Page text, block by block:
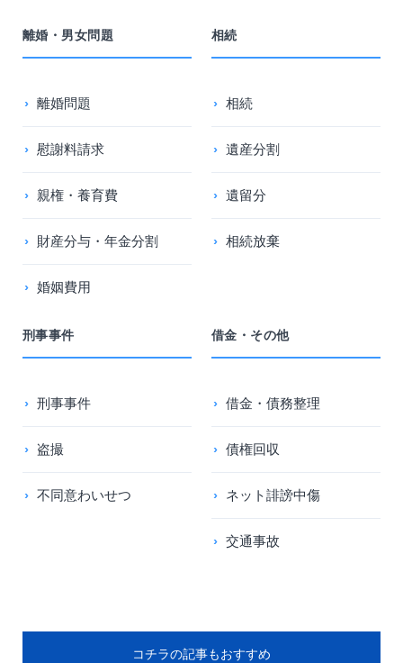
離婚・男女問題
離婚問題
慰謝料請求
親権・養育費
財産分与・年金分割
婚姻費用
相続
相続
遺産分割
遺留分
相続放棄
刑事事件
刑事事件
盗撮
不同意わいせつ
借金・その他
借金・債務整理
債権回収
ネット誹謗中傷
交通事故
コチラの記事もおすすめ